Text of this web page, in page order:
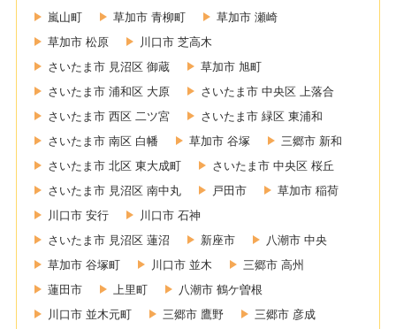
嵐山町
草加市 青柳町
草加市 瀬崎
草加市 松原
川口市 芝高木
さいたま市 見沼区 御蔵
草加市 旭町
さいたま市 浦和区 大原
さいたま市 中央区 上落合
さいたま市 西区 二ツ宮
さいたま市 緑区 東浦和
さいたま市 南区 白幡
草加市 谷塚
三郷市 新和
さいたま市 北区 東大成町
さいたま市 中央区 桜丘
さいたま市 見沼区 南中丸
戸田市
草加市 稲荷
川口市 安行
川口市 石神
さいたま市 見沼区 蓮沼
新座市
八潮市 中央
草加市 谷塚町
川口市 並木
三郷市 高州
蓮田市
上里町
八潮市 鶴ケ曽根
川口市 並木元町
三郷市 鷹野
三郷市 彦成